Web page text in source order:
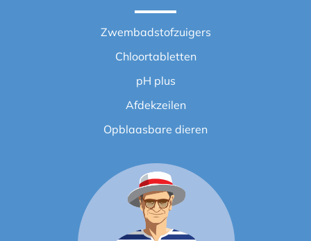
Zwembadstofzuigers
Chloortabletten
pH plus
Afdekzeilen
Opblaasbare dieren